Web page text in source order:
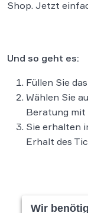
Shop. Jetzt
Und so geht es:
Füllen Sie
Wählen Sie
Beratung mit
Sie erhalten
Erhalt des
Wir